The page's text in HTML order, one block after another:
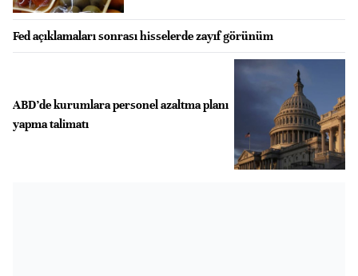
Fed açıklamaları sonrası hisselerde zayıf görünüm
ABD’de kurumlara personel azaltma planı
yapma talimatı